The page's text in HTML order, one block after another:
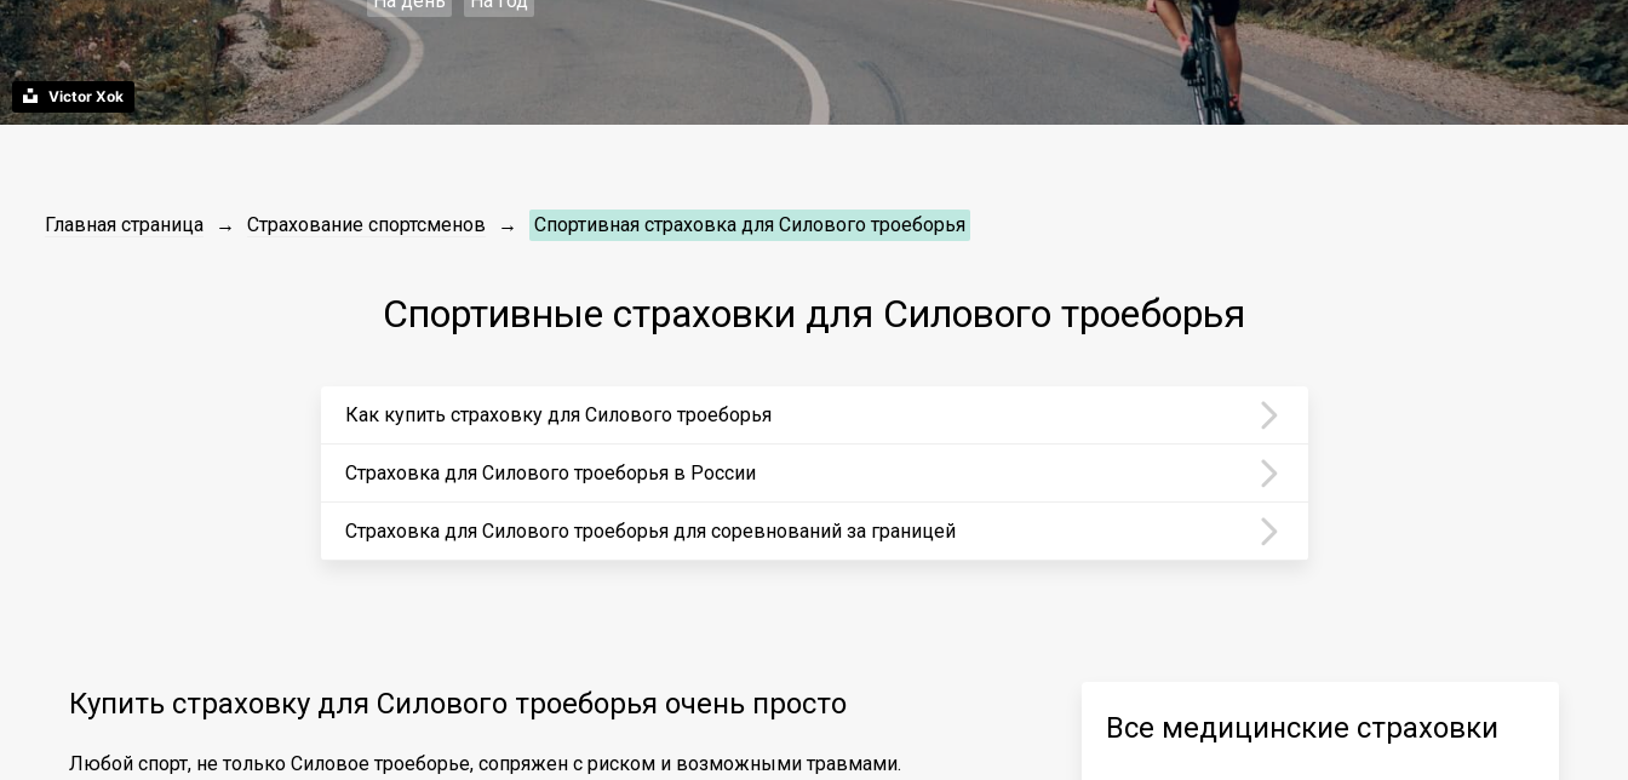
Victor Xok
Главная страница Страхование спортсменов Спортивная страховка для Силового троеборья
Спортивные страховки для Силового троеборья
Как купить страховку для Силового троеборья
Страховка для Силового троеборья в России
Страховка для Силового троеборья для соревнований за границей
Купить страховку для Силового троеборья очень просто
Любой спорт, не только Силовое троеборье, сопряжен с риском и возможными травмами.
Все медицинские страховки